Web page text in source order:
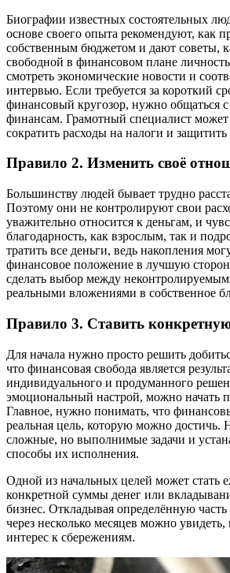
Биографии известных состоятельных
основе своего опыта рекомендуют, как
собственным бюджетом и дают советы,
свободной в финансовом плане
смотреть экономические новости и
интервью. Если требуется за короткий
финансовый кругозор, нужно общаться с
финансам. Грамотный специалист
сократить расходы на налоги и
Правило 2. Изменить своё
Большинству людей бывает трудно
Поэтому они не контролируют свои
уважительно относится к деньгам, и
благодарность, как взрослым, так и
тратить все деньги, ведь накопления
финансовое положение в лучшую
сделать выбор между
реальными вложениями в собственное
Правило 3. Ставить
Для начала нужно просто решить
что финансовая свобода является
индивидуального и продуманного
эмоциональный настрой, можно начать
Главное, нужно понимать, что
реальная цель, которую можно достичь.
сложные, но выполнимые задачи и
способы их исполнения.
Одной из начальных целей может стать
конкретной суммы денег или
бизнес. Откладывая определённую
через несколько месяцев можно увидеть,
интерес к сбережениям.